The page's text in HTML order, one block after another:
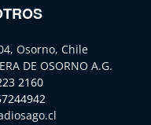
Osorno, Chile
DE OSORNO A.G.
2160